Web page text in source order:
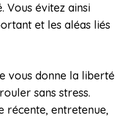
Vous évitez ainsi
et les aléas liés
vous donne la liberté
sans stress.
récente, entretenue,